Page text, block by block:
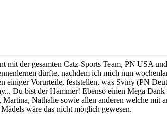
mit der gesamten Catz-Sports Team, PN USA
dürfte, nachdem ich mich nun
einiger Vorurteile, feststellen, was Sviny (PN
Du bist der Hammer! Ebenso einen Mega Dank
Nathalie sowie allen anderen welche mit
wäre das nicht möglich gewesen.